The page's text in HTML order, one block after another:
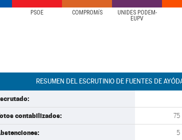
PSOE COMPROMíS
UNIDES PODEM-
EUPV
RESUMEN DEL ESCRUTINIO DE FUENTES DE
contabilizados: 75
5